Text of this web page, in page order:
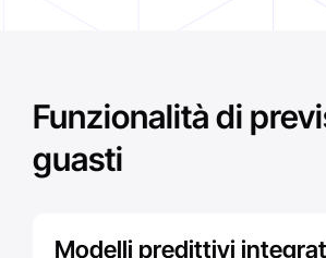
Funzionalità di
guasti
Modelli predittivi